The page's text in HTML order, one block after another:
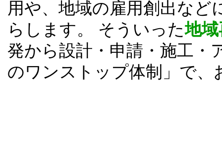
用や、地域の雇用創出など
らします。 そういった地
発から設計・申請・施工・
のワンストップ体制」で